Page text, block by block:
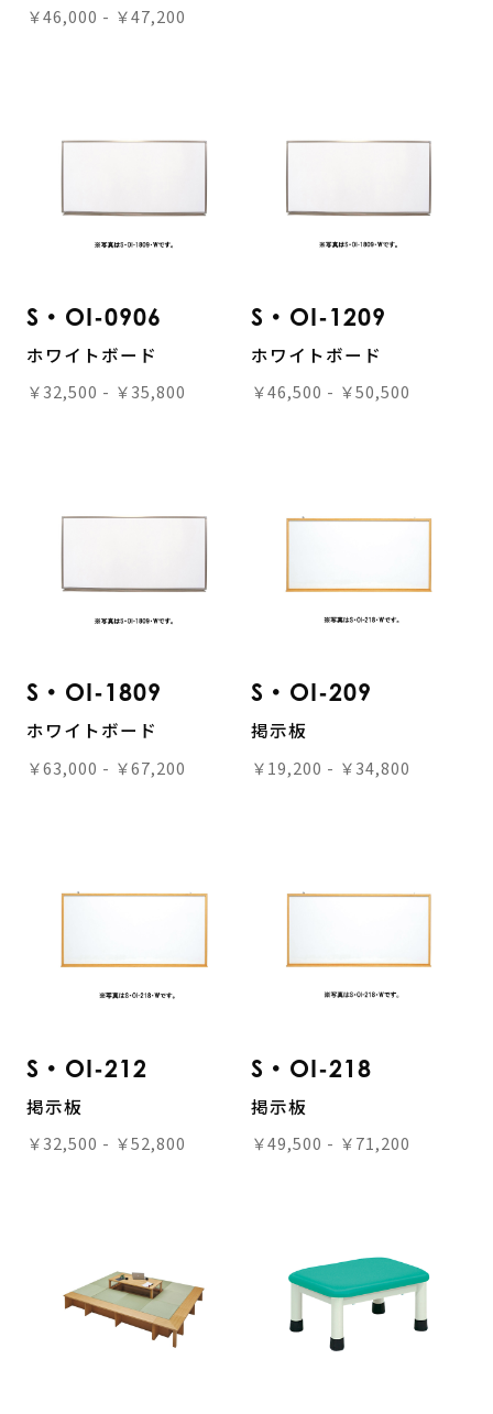
￥46,000 - ￥47,200
S・OI-0906
ホワイトボード
￥32,500 - ￥35,800
S・OI-1209
ホワイトボード
￥46,500 - ￥50,500
S・OI-1809
ホワイトボード
￥63,000 - ￥67,200
S・OI-209
掲示板
￥19,200 - ￥34,800
S・OI-212
掲示板
￥32,500 - ￥52,800
S・OI-218
掲示板
￥49,500 - ￥71,200